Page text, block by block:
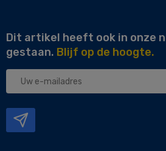
Dit artikel heeft ook in onze
gestaan. Blijf op de hoogte.
Uw